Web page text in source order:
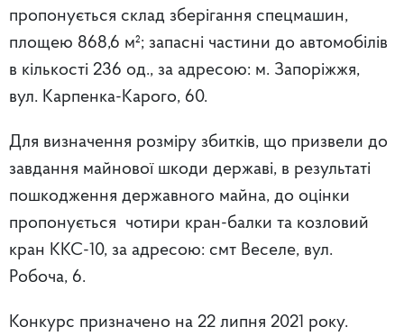
пропонується склад зберігання спецмашин,
площею 868,6 м²; запасні частини до автомобілів
в кількості 236 од., за адресою: м. Запоріжжя,
вул. Карпенка-Карого, 60.
Для визначення розміру збитків, що призвели до
завдання майнової шкоди державі, в результаті
пошкодження державного майна, до оцінки
пропонується чотири кран-балки та козловий
кран ККС-10, за адресою: смт Веселе, вул.
Робоча, 6.
Конкурс призначено на 22 липня 2021 року.